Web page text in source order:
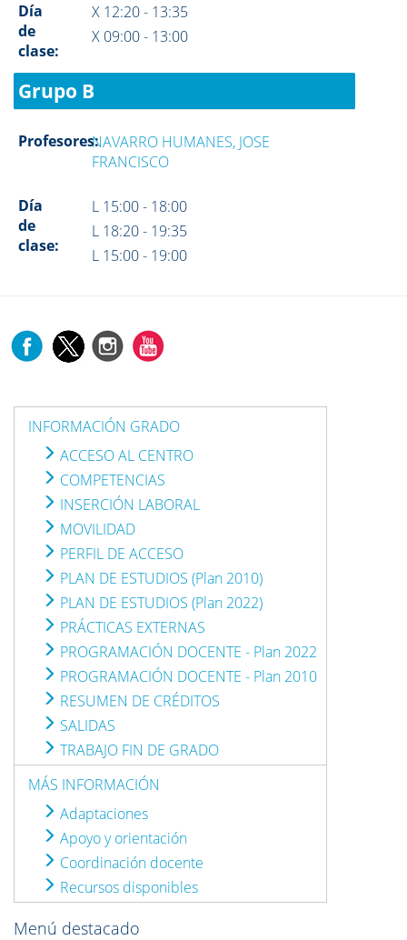
Día
de
clase:
X 12:20 - 13:35
X 09:00 - 13:00
Grupo B
Profesores:NAVARRO HUMANES, JOSE
FRANCISCO
Día
de
clase:
L 15:00 - 18:00
L 18:20 - 19:35
L 15:00 - 19:00
INFORMACIÓN GRADO
ACCESO AL CENTRO
COMPETENCIAS
INSERCIÓN LABORAL
MOVILIDAD
PERFIL DE ACCESO
PLAN DE ESTUDIOS (Plan 2010)
PLAN DE ESTUDIOS (Plan 2022)
PRÁCTICAS EXTERNAS
PROGRAMACIÓN DOCENTE - Plan 2022
PROGRAMACIÓN DOCENTE - Plan 2010
RESUMEN DE CRÉDITOS
SALIDAS
TRABAJO FIN DE GRADO
MÁS INFORMACIÓN
Adaptaciones
Apoyo y orientación
Coordinación docente
Recursos disponibles
Menú destacado